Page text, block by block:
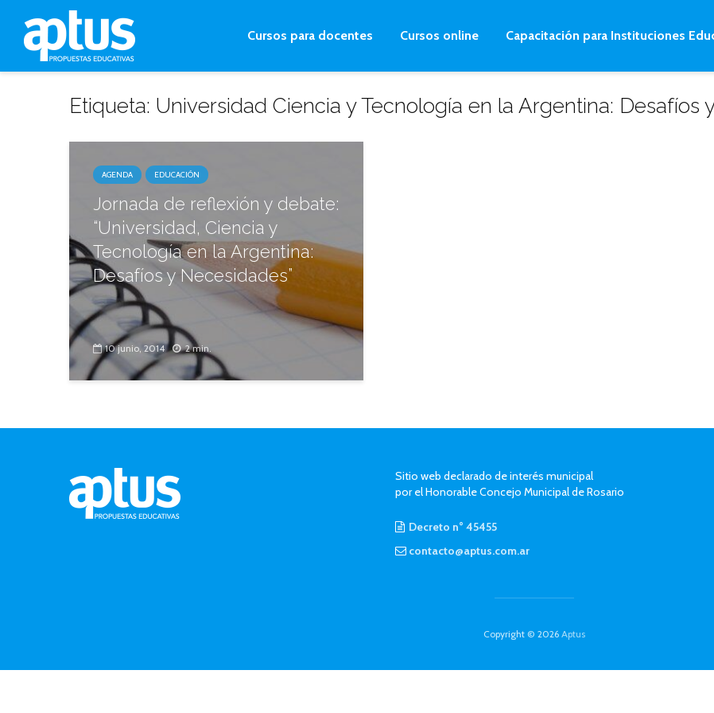
Cursos para docentes Cursos online Capacitación para Instituciones
Etiqueta: Universidad Ciencia y Tecnología en la Argentina: Desafíos
AGENDA EDUCACIÓN
Jornada de reflexión y debate:
“Universidad, Ciencia y
Tecnología en la Argentina:
Desafíos y Necesidades”
10 junio, 2014 2 min.
Sitio web declarado de interés municipal
por el Honorable Concejo Municipal de Rosario
Decreto n° 45455
contacto@aptus.com.ar
Copyright © 2026 Aptus